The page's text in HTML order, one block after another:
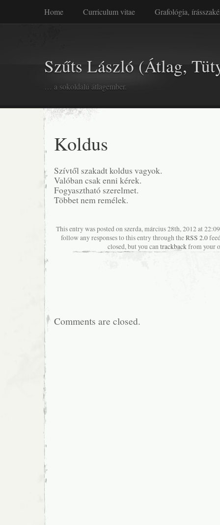
Home Curriculum vitae Grafológia,
… a sokoldalú átlagember.
Szűts László (Átlag,
Koldus
Szívtől szakadt koldus vagyok.
Valóban csak enni kérek.
Fogyasztható szerelmet.
Többet nem remélek.
This entry was posted on szerda, március 28th, 2012 at
follow any responses to this entry through theRSS 2.0
closed, but you cantrackbackfrom your
Comments are closed.